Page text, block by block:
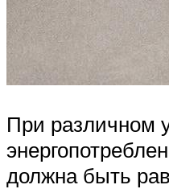
При различном
должна быть